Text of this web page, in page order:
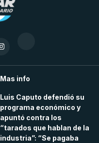
Mas info
Luis Caputo defendió su
programa económico y
apuntó contra los
“tarados que hablan de la
industria”: “Se pagaba